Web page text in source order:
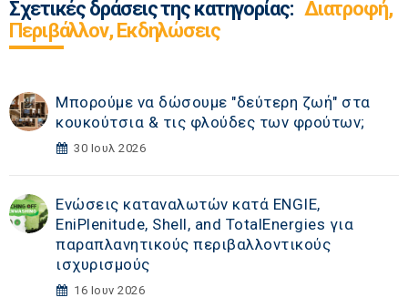
Σχετικές δράσεις της κατηγορίας: Διατροφή,
Περιβάλλον, Εκδηλώσεις
Μπορούμε να δώσουμε "δεύτερη ζωή" στα
κουκούτσια & τις φλούδες των φρούτων;
30 Ιουλ 2026
Ενώσεις καταναλωτών κατά ENGIE,
EniPlenitude, Shell, and TotalEnergies για
παραπλανητικούς περιβαλλοντικούς
ισχυρισμούς
16 Ιουν 2026